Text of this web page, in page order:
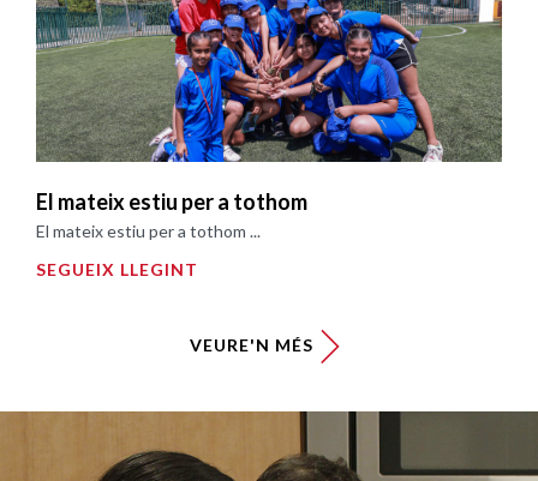
El mateix estiu per a tothom
El mateix estiu per a tothom ...
SEGUEIX LLEGINT
VEURE'N MÉS